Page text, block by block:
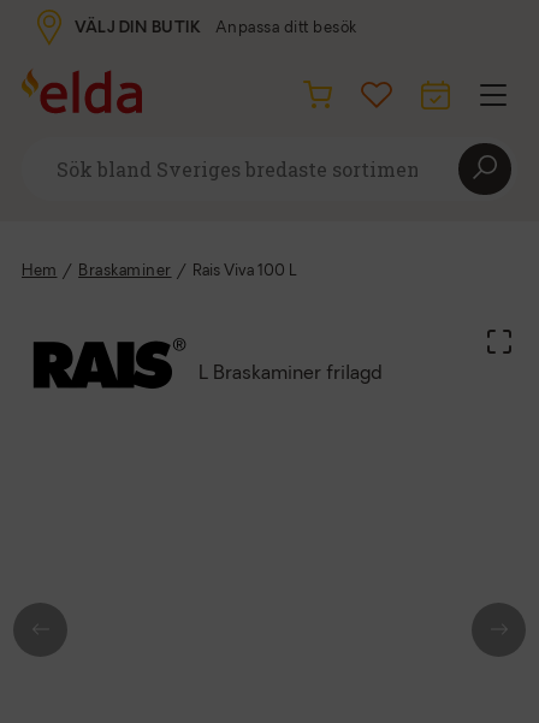
VÄLJ DIN BUTIK Anpassa ditt besök
Hem / Braskaminer / Rais Viva 100 L
Previous Next